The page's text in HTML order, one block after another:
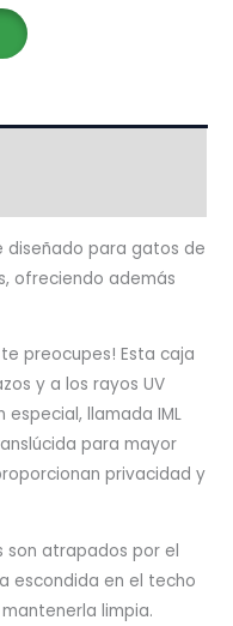
diseñado para gatos de
ofreciendo además
preocupes! Esta caja
y a los rayos UV
llamada IML
para mayor
privacidad y
son atrapados por el
escondida en el techo
limpia.